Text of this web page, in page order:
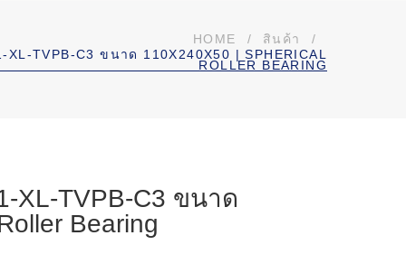
HOME / สินค้า
/
TVPB-C3 ขนาด 110X240X50 | SPHERICAL
ROLLER BEARING
XL-TVPB-C3 ขนาด
Bearing